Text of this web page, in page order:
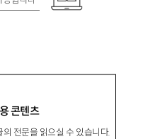
콘텐츠
의 전문을 읽으실 수 있습니다.